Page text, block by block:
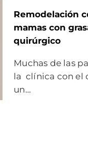
Remodelación
mamas con
quirúrgico
Muchas de las
la clínica con el
un…